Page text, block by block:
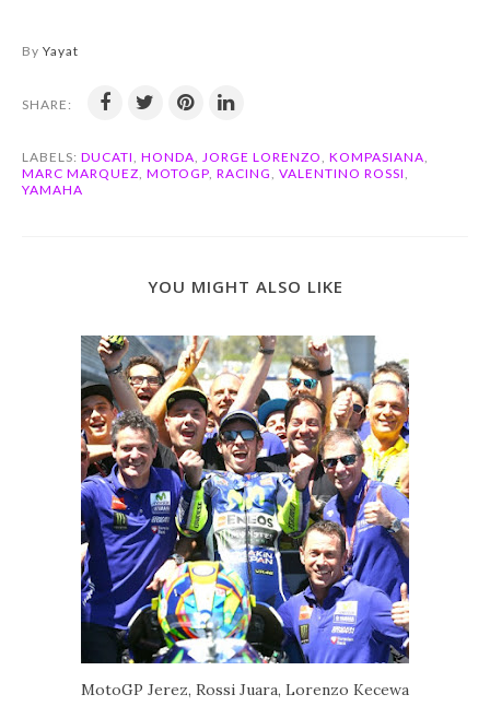
By Yayat
SHARE:
LABELS: DUCATI, HONDA, JORGE LORENZO, KOMPASIANA,
MARC MARQUEZ, MOTOGP, RACING, VALENTINO ROSSI,
YAMAHA
YOU MIGHT ALSO LIKE
MotoGP Jerez, Rossi Juara, Lorenzo Kecewa